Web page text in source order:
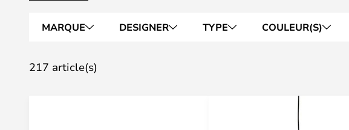
MARQUE DESIGNER TYPE COULEUR(S)
217 article(s)